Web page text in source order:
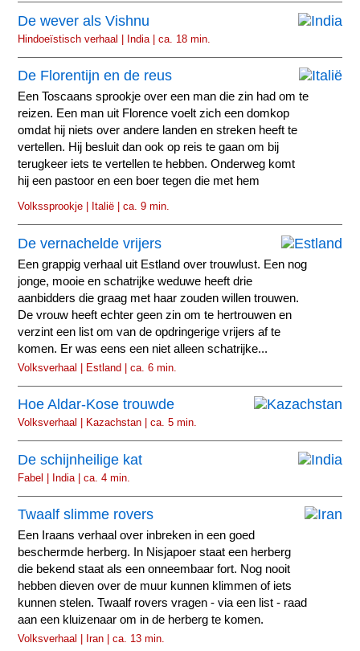
De wever als Vishnu
Hindoeïstisch verhaal | India | ca. 18 min.
De Florentijn en de reus
Een Toscaans sprookje over een man die zin had om te
reizen. Een man uit Florence voelt zich een domkop
omdat hij niets over andere landen en streken heeft te
vertellen. Hij besluit dan ook op reis te gaan om bij
terugkeer iets te vertellen te hebben. Onderweg komt
hij een pastoor en een boer tegen die met hem
Volkssprookje | Italië | ca. 9 min.
De vernachelde vrijers
Een grappig verhaal uit Estland over trouwlust. Een nog
jonge, mooie en schatrijke weduwe heeft drie
aanbidders die graag met haar zouden willen trouwen.
De vrouw heeft echter geen zin om te hertrouwen en
verzint een list om van de opdringerige vrijers af te
komen. Er was eens een niet alleen schatrijke...
Volksverhaal | Estland | ca. 6 min.
Hoe Aldar-Kose trouwde
Volksverhaal | Kazachstan | ca. 5 min.
De schijnheilige kat
Fabel | India | ca. 4 min.
Twaalf slimme rovers
Een Iraans verhaal over inbreken in een goed
beschermde herberg. In Nisjapoer staat een herberg
die bekend staat als een onneembaar fort. Nog nooit
hebben dieven over de muur kunnen klimmen of iets
kunnen stelen. Twaalf rovers vragen - via een list - raad
aan een kluizenaar om in de herberg te komen.
Volksverhaal | Iran | ca. 13 min.